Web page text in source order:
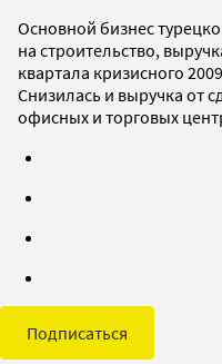
Основной бизнес
на строительство,
квартала кризисного
Снизилась и выручка от
офисных и торговых
Подписаться